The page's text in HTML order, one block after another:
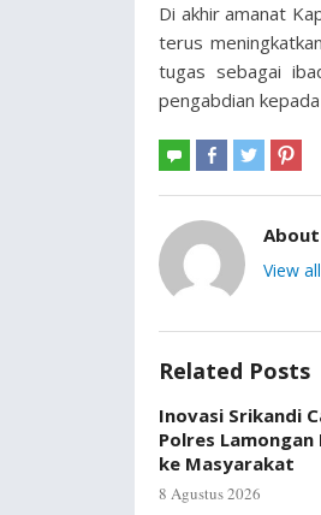
Di akhir amanat
terus
tugas sebagai
pengabdian
View
Related Posts
Inovasi Srikandi
Polres
ke Masyarakat
8 Agustus 2026